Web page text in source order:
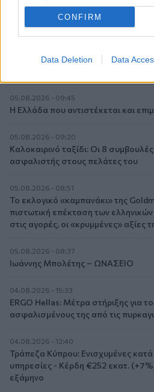
CONFIRM
Data Deletion Data
Ξεκινούν οι αιτήσεις στο
«Τουρισμός για όλους 2026-2027»
WWF: Περισσότερα από 180.000
05.08.2026 - 09:45
Η Ελλάδα που αντιστέκεται και
05.08.2026 - 09:20
Καλοκαιρινό ταξίδι: Οι 8
ασφαλιστής στους πελάτες του
05.08.2026 - 08:51
Το εκλογικό «καμπανάκι» της
πιστωτική επέκταση των
στις αγορές, οι «κρυμμένες» αξίες
05.08.2026 - 08:37
Ιωάννης Μπολέτης – ΩΝΑΣΕΙΟ
04.08.2026 - 15:33
ERGO Hellas: Μέτρα στήριξης για
ασφαλισμένους της από τις
04.08.2026 - 12:40
Τράπεζα Κύπρου: Ενισχυμένες κατά
υπηρεσίες - Κέρδη €252 εκατ.
εξάμηνο